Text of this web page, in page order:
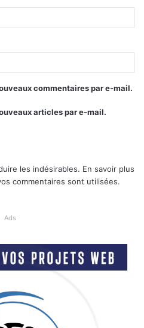
commentaires par e-mail.
articles par e-mail.
les indésirables. En savoir plus
commentaires sont utilisées.
Ads